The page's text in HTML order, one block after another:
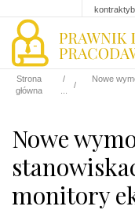
Strona
główna
Nowe
Nowe
monitory